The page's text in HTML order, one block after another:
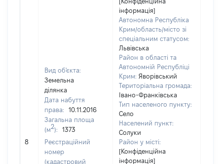
8
Вид об'єкта:
Земельна
ділянка
Дата набуття
права:
10.11.2016
Загальна площа
(м2):
1373
Реєстраційний
номер
(кадастровий
інформація]
Автономна Республіка
Крим/область/місто зі
спеціальним статусом:
Львівська
Район в області та
Автономній Республіці
Крим: Яворівський
Територіальна громада:
Івано-Франківська
Тип населеного пункту:
Село
Населений пункт:
Солуки
Район у місті:
[Конфіденційна
інформація]